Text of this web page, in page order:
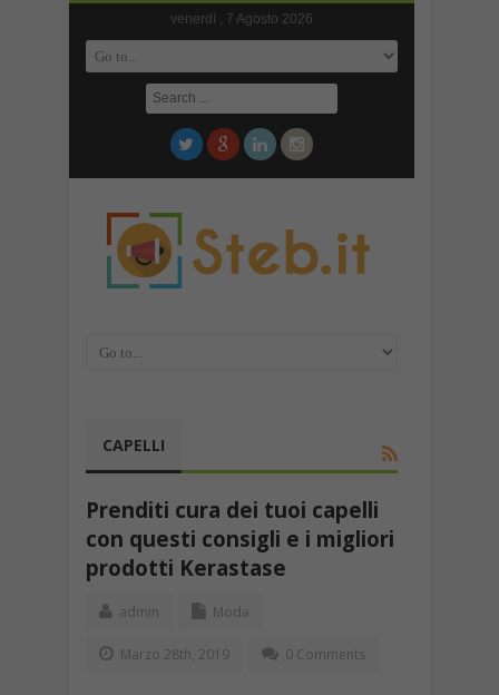
venerdì , 7 Agosto 2026
CAPELLI
Prenditi cura dei tuoi capelli
con questi consigli e i migliori
prodotti Kerastase
admin Moda
Marzo 28th, 2019 0 Comments